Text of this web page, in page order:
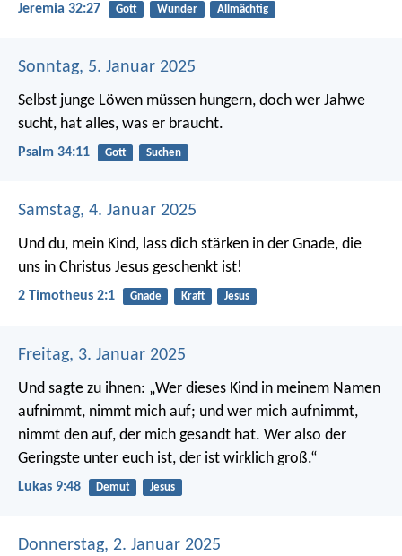
Jeremia 32:27 Gott Wunder Allmächtig
Sonntag, 5. Januar 2025
Selbst junge Löwen müssen hungern, doch wer Jahwe
sucht, hat alles, was er braucht.
Psalm 34:11 Gott Suchen
Samstag, 4. Januar 2025
Und du, mein Kind, lass dich stärken in der Gnade, die
uns in Christus Jesus geschenkt ist!
2 Timotheus 2:1 Gnade Kraft Jesus
Freitag, 3. Januar 2025
Und sagte zu ihnen: „Wer dieses Kind in meinem Namen
aufnimmt, nimmt mich auf; und wer mich aufnimmt,
nimmt den auf, der mich gesandt hat. Wer also der
Geringste unter euch ist, der ist wirklich groß.“
Lukas 9:48 Demut Jesus
Donnerstag, 2. Januar 2025